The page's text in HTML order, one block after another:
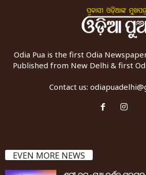
Odia Pua is the first Odia
Published from New Delhi & first
Contact us:
EVEN MORE NEWS